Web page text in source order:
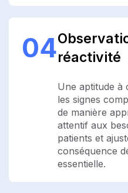
04réactivité
Une aptitude à
les signes
de manière
attentif aux
patients et
conséquence
essentielle.